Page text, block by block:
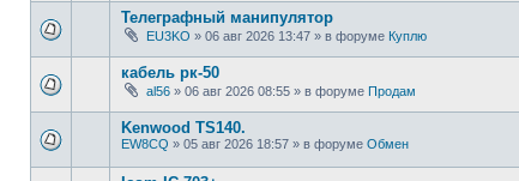
Телеграфный манипулятор
EU3KO » 06 авг 2026 13:47 » в форуме Куплю
кабель рк-50
al56 » 06 авг 2026 08:55 » в форуме Продам
Kenwood TS140.
EW8CQ » 05 авг 2026 18:57 » в форуме Обмен